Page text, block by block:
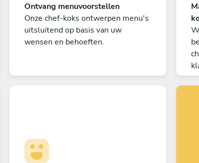
Ontvang menuvoorstellen
Onze chef-koks ontwerpen menu's
uitsluitend op basis van uw
wensen en behoeften.